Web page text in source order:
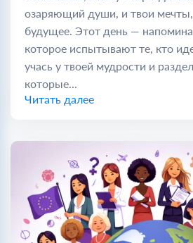
озаряющий души, и твои
будущее. Этот день —
которое испытывают те, кто
учась у твоей мудрости и
которые...
Читать далее